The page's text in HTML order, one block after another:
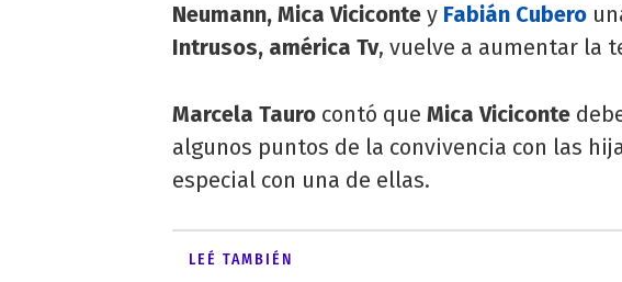
Neumann, Mica Viciconte y Fabián Cubero
Intrusos, américa Tv, vuelve a aumentar la
Marcela Tauro contó que Mica Viciconte
algunos puntos de la convivencia con las
especial con una de ellas.
LEÉ TAMBIÉN